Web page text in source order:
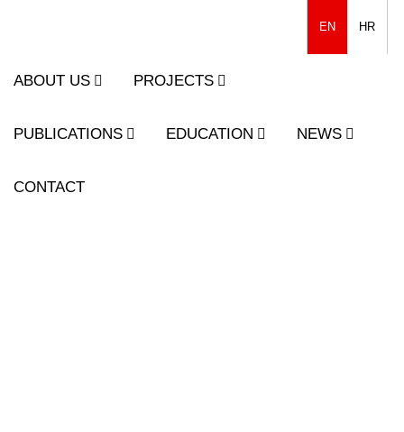
EN HR
ABOUT US PROJECTS
PUBLICATIONS EDUCATION NEWS
CONTACT